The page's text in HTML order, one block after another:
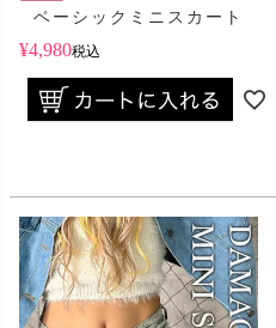
ベーシックミニスカート
¥4,980税込